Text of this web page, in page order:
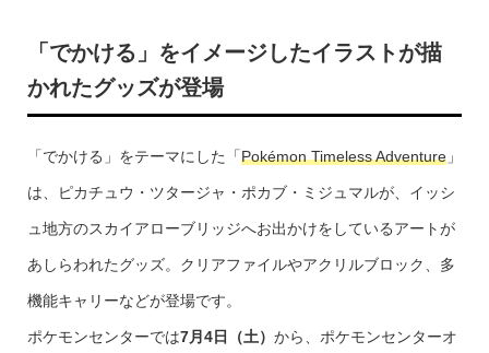
「でかける」をイメージしたイラストが描
かれたグッズが登場
「でかける」をテーマにした「Pokémon Timeless Adventure」
は、ピカチュウ・ツタージャ・ポカブ・ミジュマルが、イッシ
ュ地方のスカイアローブリッジへお出かけをしているアートが
あしらわれたグッズ。クリアファイルやアクリルブロック、多
機能キャリーなどが登場です。
ポケモンセンターでは7月4日（土） から、ポケモンセンターオ